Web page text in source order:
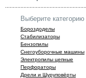
Выберите категорию
Бороздоделы
Стабилизаторы
Бензопилы
Снегоуборочные машины
Электропилы цепные
Перфораторы
Дрели и Шуруповёрты